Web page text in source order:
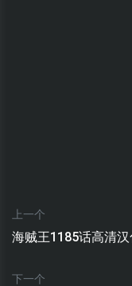
上一个
海贼王1185话高清
下一个